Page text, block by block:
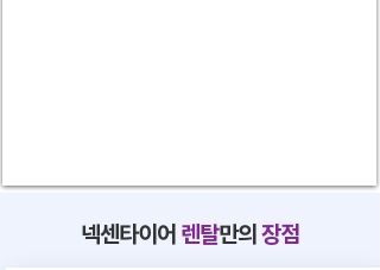
넥센타이어렌탈만의장점